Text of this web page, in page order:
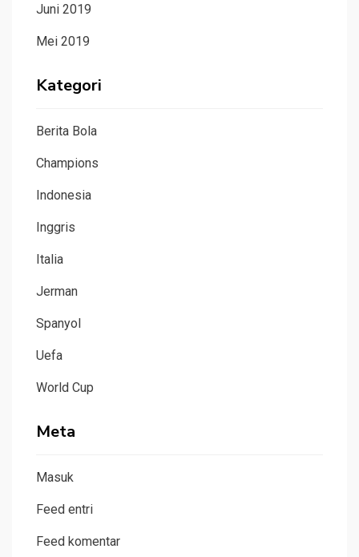
Juni 2019
Mei 2019
Kategori
Berita Bola
Champions
Indonesia
Inggris
Italia
Jerman
Spanyol
Uefa
World Cup
Meta
Masuk
Feed entri
Feed komentar